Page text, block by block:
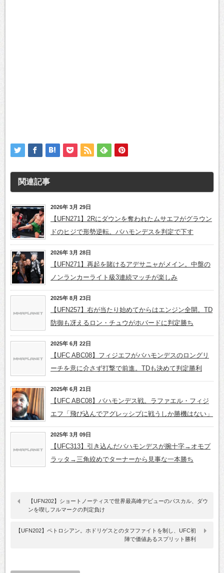
関連記事
2026年 3月 29日
【UFN271】2Rにダウンを奪われたムサエフがグラウン
ドのヒジで形勢逆転。バハモンデスを判定で下す
2026年 3月 28日
【UFN271】再起を賭けるアデサニャがメイン。中盤の
ノンランカーライト級3連続マッチが楽しみ
2025年 8月 23日
【UFN257】右が当たり始めてからはエンジン全開。TD
防御も冴えるロン・チュウがホバードに判定勝ち
2025年 6月 22日
【UFC ABC08】フィジエフがバハモンデスのロングリ
ーチを意に介さず打撃で前進。TDも決めて判定勝利
2025年 6月 21日
【UFC ABC08】バハモンデス戦。ラファエル・フィジ
エフ「飛び込んでアグレッシブに戦うしか勝機はない」
2025年 3月 09日
【UFC313】引き込んだバハモンデスが腕十字→オモプ
ラッタ→三角絞めでターナーから見事な一本勝ち
【UFN202】ショートノーティスで世界最高峰デビューのパスカル、ダウ
ンを喫しフルマークの判定負け
【UFN202】ペトロシアン。ホドリゲスとのタフファイトを制し、UFC初
陣で価値あるスプリット勝利